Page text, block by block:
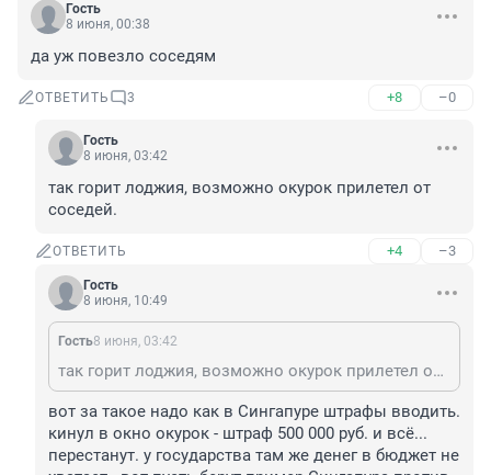
Гость
8 июня, 00:38
да уж повезло соседям
ОТВЕТИТЬ 3 +8 –0
Гость
8 июня, 03:42
так горит лоджия, возможно окурок прилетел от
соседей.
ОТВЕТИТЬ +4 –3
Гость
8 июня, 10:49
Гость8 июня, 03:42
так горит лоджия, возможно окурок прилетел от соседей.
вот за такое надо как в Сингапуре штрафы вводить.
кинул в окно окурок - штраф 500 000 руб. и всё...
перестанут. у государства там же денег в бюджет не